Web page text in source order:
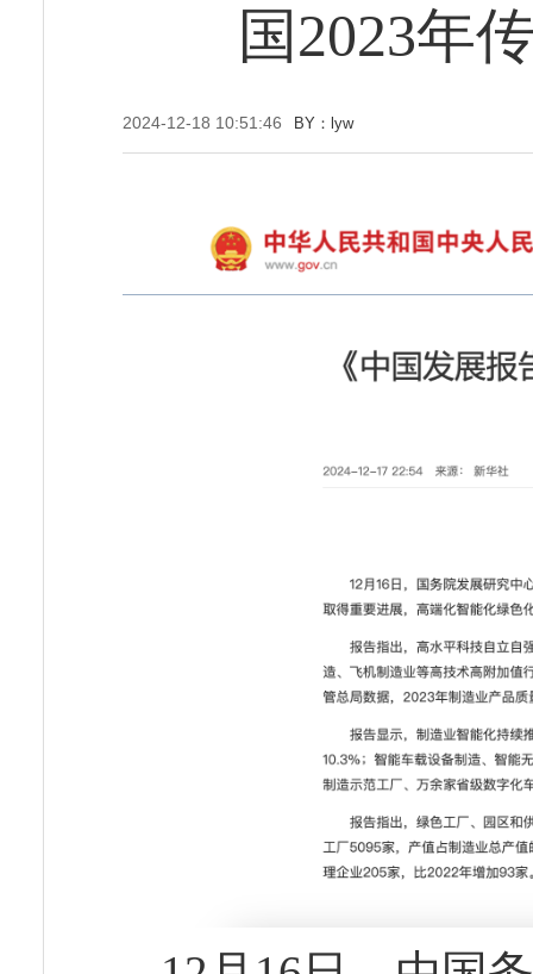
国2023年
2024-12-18 10:51:46 BY：lyw